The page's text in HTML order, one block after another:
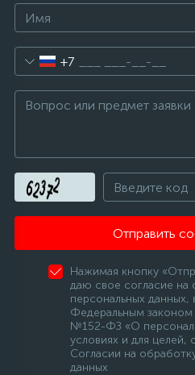
+7
Отправить
Нажимая кнопку
даю свое согласие на
персональных данных,
Федеральным законом
№152-ФЗ «О
условиях и для целей,
Согласии на
данных